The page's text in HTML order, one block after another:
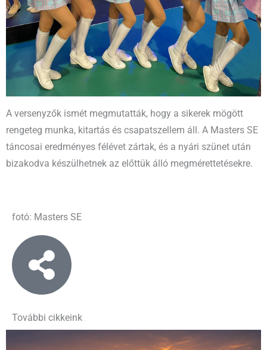
A versenyzők ismét megmutatták, hogy a sikerek mögött
rengeteg munka, kitartás és csapatszellem áll. A Masters SE
táncosai eredményes félévet zártak, és a nyári szünet után
bizakodva készülhetnek az előttük álló megmérettetésekre.
fotó: Masters SE
További cikkeink